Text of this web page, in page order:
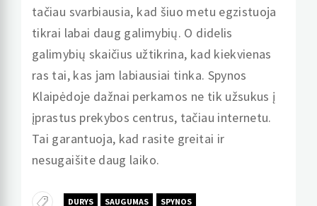
tačiau svarbiausia, kad šiuo metu egzistuoja
tikrai labai daug galimybių. O didelis
galimybių skaičius užtikrina, kad kiekvienas
ras tai, kas jam labiausiai tinka. Spynos
Klaipėdoje dažnai perkamos ne tik užsukus į
įprastus prekybos centrus, tačiau internetu.
Tai garantuoja, kad rasite greitai ir
nesugaišite daug laiko.
DURYS SAUGUMAS SPYNOS